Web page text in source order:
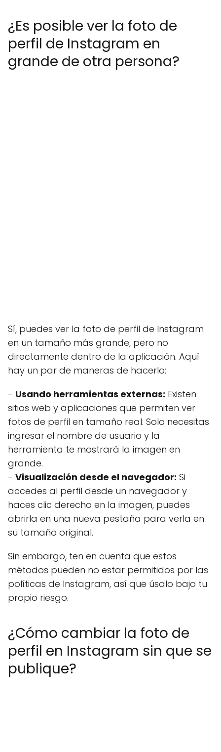
¿Es posible ver la foto de
perfil de Instagram en
grande de otra persona?
Sí, puedes ver la foto de perfil de Instagram
en un tamaño más grande, pero no
directamente dentro de la aplicación. Aquí
hay un par de maneras de hacerlo:
- Usando herramientas externas: Existen
sitios web y aplicaciones que permiten ver
fotos de perfil en tamaño real. Solo necesitas
ingresar el nombre de usuario y la
herramienta te mostrará la imagen en
grande.
- Visualización desde el navegador: Si
accedes al perfil desde un navegador y
haces clic derecho en la imagen, puedes
abrirla en una nueva pestaña para verla en
su tamaño original.
Sin embargo, ten en cuenta que estos
métodos pueden no estar permitidos por las
políticas de Instagram, así que úsalo bajo tu
propio riesgo.
¿Cómo cambiar la foto de
perfil en Instagram sin que se
publique?